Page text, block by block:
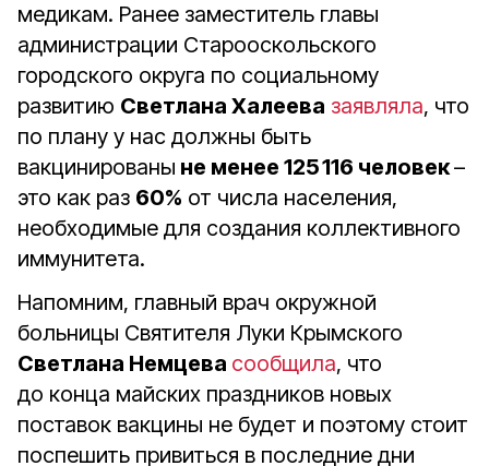
медикам. Ранее заместитель главы
администрации Старооскольского
городского округа по социальному
развитию Светлана Халеева заявляла, что
по плану у нас должны быть
вакцинированы не менее 125 116 человек–
это как раз 60% от числа населения,
необходимые для создания коллективного
иммунитета.
Напомним, главный врач окружной
больницы Святителя Луки Крымского
Светлана Немцева сообщила, что
до конца майских праздников новых
поставок вакцины не будет и поэтому стоит
поспешить привиться в последние дни